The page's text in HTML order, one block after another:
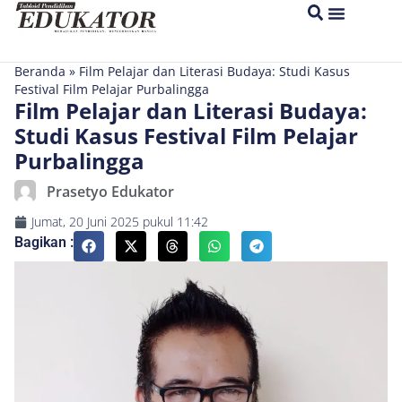
Beranda » Film Pelajar dan Literasi Budaya: Studi Kasus
Festival Film Pelajar Purbalingga
Film Pelajar dan Literasi Budaya:
Studi Kasus Festival Film Pelajar
Purbalingga
Prasetyo Edukator
Jumat, 20 Juni 2025 pukul 11:42
Bagikan :